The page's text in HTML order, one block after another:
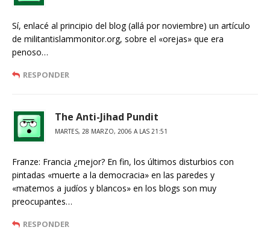
Sí, enlacé al principio del blog (allá por noviembre) un artículo
de militantislammonitor.org, sobre el «orejas» que era
penoso…
RESPONDER
The Anti-Jihad Pundit
MARTES, 28 MARZO, 2006 A LAS 21:51
Franze: Francia ¿mejor? En fin, los últimos disturbios con
pintadas «muerte a la democracia» en las paredes y
«matemos a judíos y blancos» en los blogs son muy
preocupantes…
RESPONDER